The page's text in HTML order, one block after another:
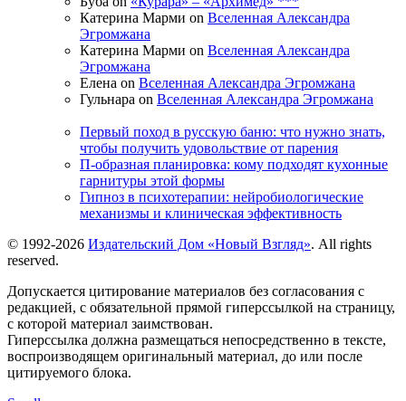
Катерина Марми on Вселенная Александра
Эгромжана
Катерина Марми on Вселенная Александра
Эгромжана
Елена on Вселенная Александра Эгромжана
Гульнара on Вселенная Александра Эгромжана
Первый поход в русскую баню: что нужно знать,
чтобы получить удовольствие от парения
П-образная планировка: кому подходят кухонные
гарнитуры этой формы
Гипноз в психотерапии: нейробиологические
механизмы и клиническая эффективность
© 1992-2026 Издательский Дом «Новый Взгляд». All rights
reserved.
Допускается цитирование материалов без согласования с
редакцией, с обязательной прямой гиперссылкой на страницу,
с которой материал заимствован.
Гиперссылка должна размещаться непосредственно в тексте,
воспроизводящем оригинальный материал, до или после
цитируемого блока.